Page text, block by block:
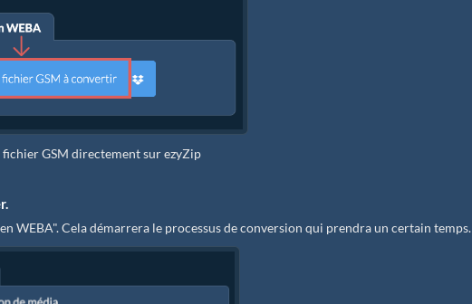
fichier GSM directement sur ezyZip
WEBA". Cela démarrera le processus de conversion qui prendra un certain temps.